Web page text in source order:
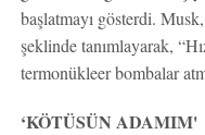
başlatmayı gösterdi.
şeklinde tanımlayarak,
termonükleer bombalar
‘KÖTÜSÜN ADAMIM'